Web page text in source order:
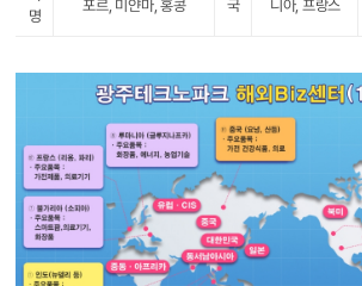
명
포르, 미얀마, 홍콩
국
니아, 프랑스